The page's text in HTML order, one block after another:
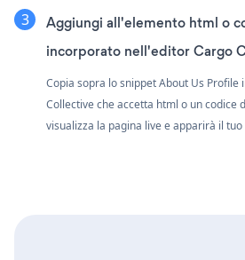
Aggiungi all'elemento html o
incorporato nell'editor Cargo
Copia sopra lo snippet About Us Profile
Collective che accetta html o un codice
visualizza la pagina live e apparirà il tuo